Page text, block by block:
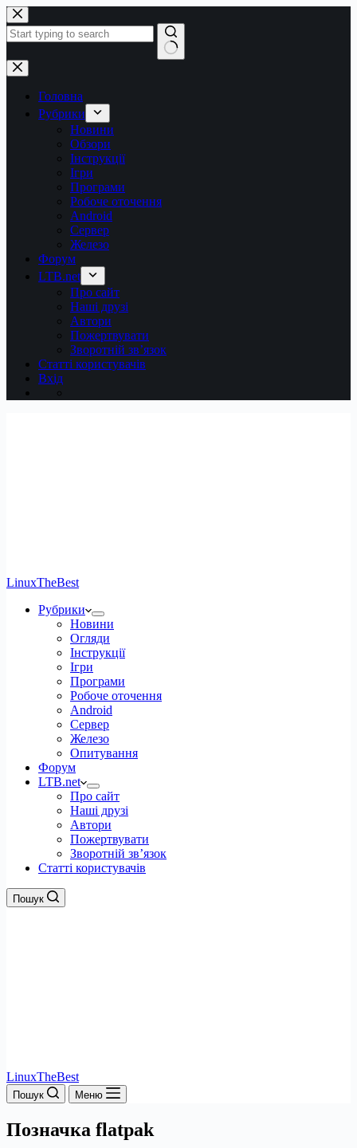
Перейти
до
вмісту
Немає
результатів
Головна
Рубрики
Новини
Обзори
Інструкції
Ігри
Програми
Робоче оточення
Android
Сервер
Железо
Форум
LTB.net
Про сайт
Наші друзі
Автори
Пожертвувати
Зворотній зв’язок
Статті користувачів
Вхід
LinuxTheBest
Рубрики
Новини
Огляди
Інструкції
Ігри
Програми
Робоче оточення
Android
Сервер
Железо
Опитування
Форум
LTB.net
Про сайт
Наші друзі
Автори
Пожертвувати
Зворотній зв’язок
Статті користувачів
Пошук
LinuxTheBest
Пошук Меню
Позначка flatpak